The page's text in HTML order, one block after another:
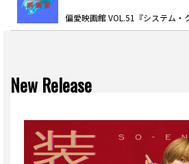
偏愛映画館 VOL.51『システム・
New Release